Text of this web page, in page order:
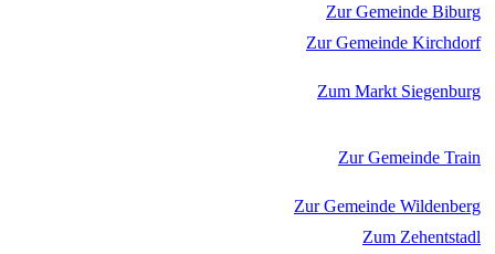
Zur Gemeinde Biburg
Zur Gemeinde Kirchdorf
Zum Markt Siegenburg
Zur Gemeinde Train
Zur Gemeinde Wildenberg
Zum Zehentstadl